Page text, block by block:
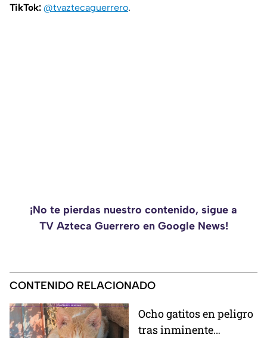
TikTok: @tvaztecaguerrero.
¡No te pierdas nuestro contenido, sigue a
TV Azteca Guerrero en Google News!
CONTENIDO RELACIONADO
Ocho gatitos en peligro
tras inminente